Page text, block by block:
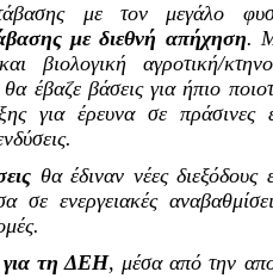
με τον μεγάλο
με διεθνή απήχηση.
βιολογική αγροτική/
έβαζε βάσεις για ήπιο
για έρευνα σε πράσινες
θα έδιναν νέες διεξόδους
σε ενεργειακές
για τη ΔΕΗ, μέσα από την